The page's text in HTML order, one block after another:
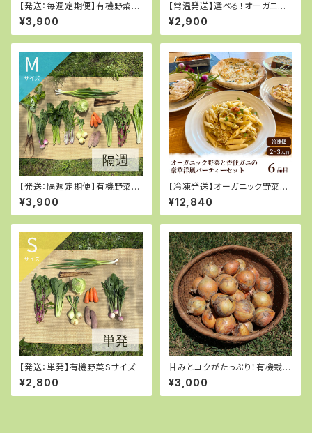
【発送：毎週定期便】有機野菜M
サイズ
¥3,900
【常温発送】選べる！オーガニッ
ク野菜ドレッシングとご飯のお
供2種セット
¥2,900
【発送：隔週定期便】有機野菜M
サイズ
¥3,900
【冷凍発送】オーガニック野菜と
香住ガニ・丹後魚介を取り揃え
た豪華洋風パーティーセット
¥12,840
【発送：単発】有機野菜Sサイズ
¥2,800
甘みとコクがたっぷり！有機栽培
玉ねぎ５kg
¥3,000